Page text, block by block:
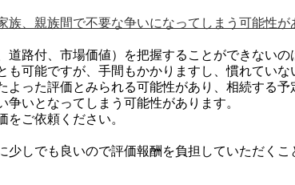
族、親族間で不要な争いになってしまう可能性が
路付、市場価値）を把握することができないの
も可能ですが、手間もかかりますし、慣れてい
よった評価とみられる可能性があり、相続する予
いとなってしまう可能性があります。
ご依頼ください。
少しでも良いので評価報酬を負担していただくこ